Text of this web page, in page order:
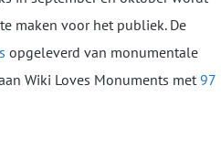
maken voor het publiek. De
opgeleverd van monumentale
Wiki Loves Monuments met97